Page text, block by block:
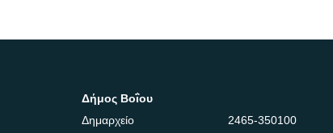
Δήμος Βοΐου
Δημαρχείο
2465-350100